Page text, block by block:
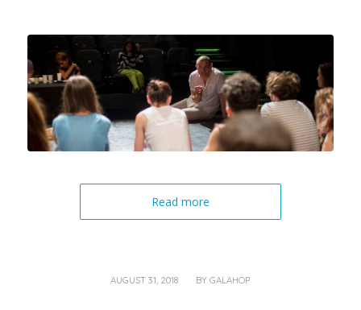
Read more
AUGUST 31, 2018
/ BYGALAHOP